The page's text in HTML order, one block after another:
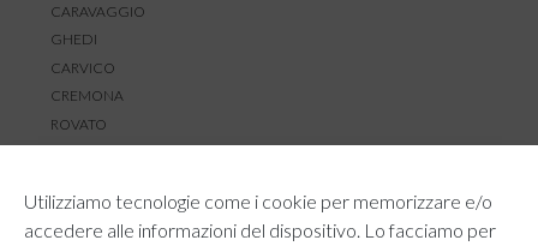
Utilizziamo tecnologie come i cookie per memorizzare e/o
accedere alle informazioni del dispositivo. Lo facciamo per
CARAVAGGIO
GHEDI
CARVICO
CREMONA
ROVATO